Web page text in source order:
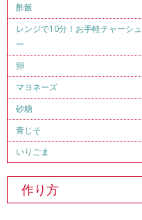
酢飯
レンジで10分！お手軽チャーシュ
ー
卵
マヨネーズ
砂糖
青じそ
いりごま
作り方